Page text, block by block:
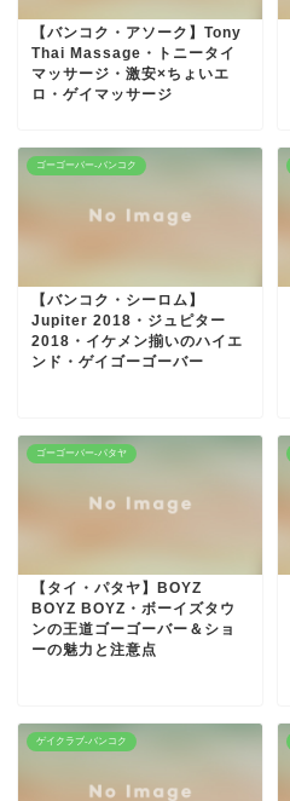
【バンコク・アソーク】Tony
Thai Massage・トニータイ
マッサージ・激安×ちょいエ
ロ・ゲイマッサージ
ゴーゴーバー-バンコク
【バンコク・シーロム】
Jupiter 2018・ジュピター
2018・イケメン揃いのハイエ
ンド・ゲイゴーゴーバー
ゴーゴーバー-パタヤ
【タイ・パタヤ】BOYZ
BOYZ BOYZ・ボーイズタウ
ンの王道ゴーゴーバー＆ショ
ーの魅力と注意点
ゲイクラブ-バンコク